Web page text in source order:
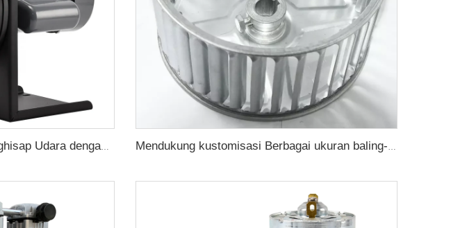
Kipas Angin Sentrifugal Penghisap Udara dengan Impeller Berkurang Bunyi